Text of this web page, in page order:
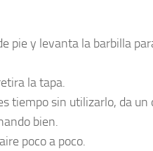
pie y levanta la barbilla
la tapa.
tiempo sin utilizarlo, da un
bien.
poco a poco.